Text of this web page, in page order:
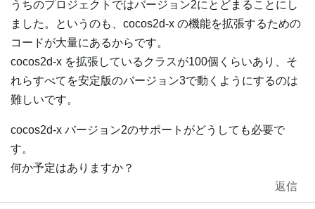
うちのプロジェクトではバージョン2にとどまることにし
ました。というのも、cocos2d-x の機能を拡張するための
コードが大量にあるからです。
cocos2d-x を拡張しているクラスが100個くらいあり、そ
れらすべてを安定版のバージョン3で動くようにするのは
難しいです。
cocos2d-x バージョン2のサポートがどうしても必要で
す。
何か予定はありますか？
返信